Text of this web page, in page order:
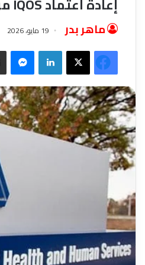
ماهر بدر 19 مايو، 2026
فيسبوك‫X لينكدإن